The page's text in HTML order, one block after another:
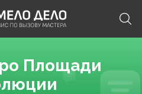
Площади